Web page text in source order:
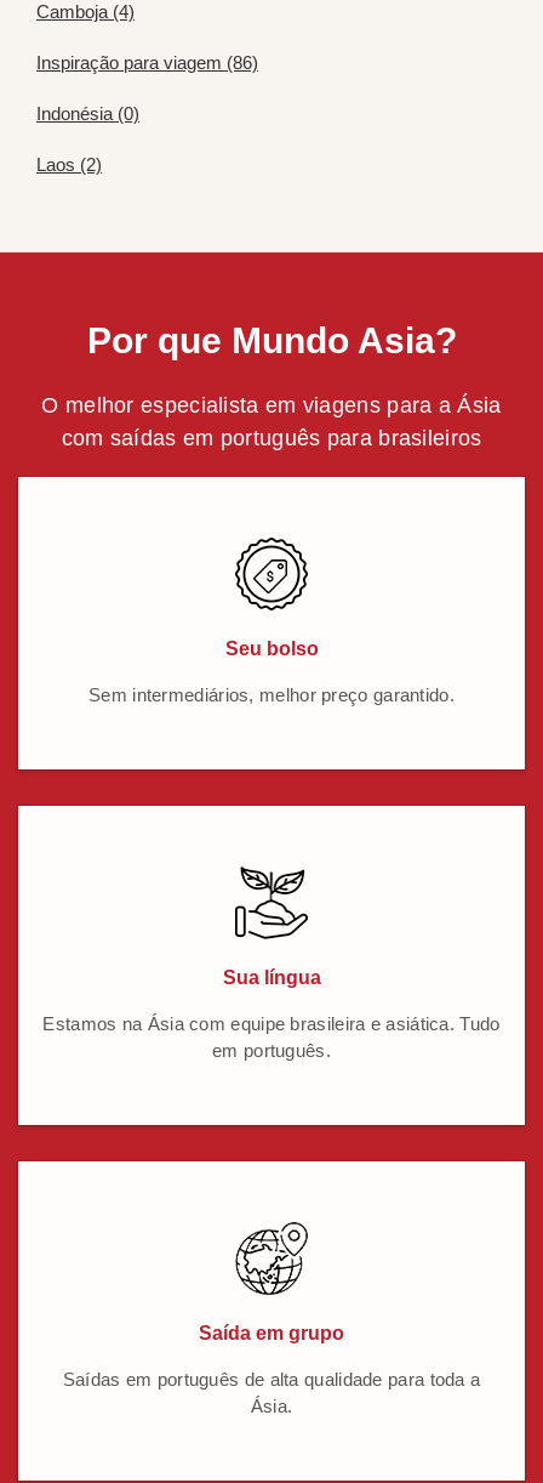
Camboja (4)
Inspiração para viagem (86)
Indonésia (0)
Laos (2)
Por que Mundo Asia?
O melhor especialista em viagens para a Ásia
com saídas em português para brasileiros
Seu bolso
Sem intermediários, melhor preço garantido.
Sua língua
Estamos na Ásia com equipe brasileira e asiática. Tudo
em português.
Saída em grupo
Saídas em português de alta qualidade para toda a
Ásia.